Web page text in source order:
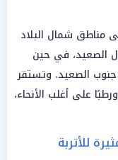
مناطق شمال البلاد
الصعيد، في حين
الصعيد. وتستقر
على أغلب الأنحاء،
للأتربة